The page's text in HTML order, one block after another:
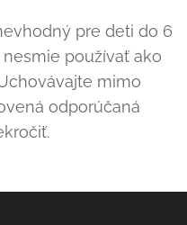
pre deti do 6
používať ako
mimo
odporúčaná